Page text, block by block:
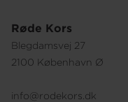
Røde Kors
Blegdamsvej 27
2100 København Ø
info@rodekors.dk